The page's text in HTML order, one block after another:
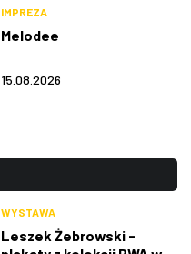
IMPREZA
Melodee
15.08.2026
WYSTAWA
Leszek Żebrowski -